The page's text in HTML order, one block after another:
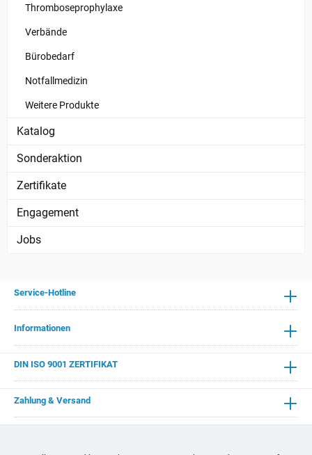
Thromboseprophylaxe
Verbände
Bürobedarf
Notfallmedizin
Weitere Produkte
Katalog
Sonderaktion
Zertifikate
Engagement
Jobs
Informationen
DIN ISO 9001 ZERTIFIKAT
Zahlung & Versand
Service-Hotline